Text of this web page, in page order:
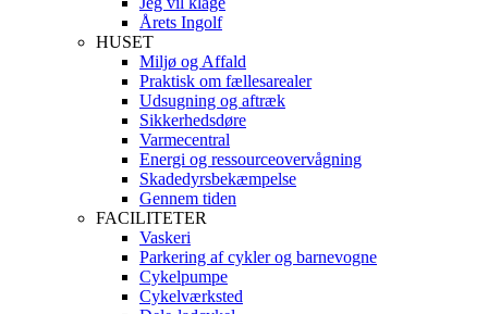
Årets Ingolf
HUSET
Miljø og Affald
Praktisk om fællesarealer
Udsugning og aftræk
Sikkerhedsdøre
Varmecentral
Energi og ressourceovervågning
Skadedyrsbekæmpelse
Gennem tiden
FACILITETER
Vaskeri
Parkering af cykler og barnevogne
Cykelpumpe
Cykelværksted